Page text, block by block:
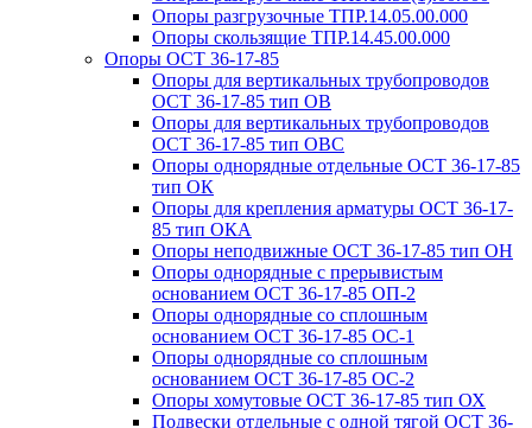
Опоры разгрузочные ТПР.14.05.00.000
Опоры скользящие ТПР.14.45.00.000
Опоры ОСТ 36-17-85
Опоры для вертикальных трубопроводов
ОСТ 36-17-85 тип ОВ
Опоры для вертикальных трубопроводов
ОСТ 36-17-85 тип ОВС
Опоры однорядные отдельные ОСТ 36-17-85
тип ОК
Опоры для крепления арматуры ОСТ 36-17-
85 тип ОКА
Опоры неподвижные ОСТ 36-17-85 тип ОН
Опоры однорядные с прерывистым
основанием ОСТ 36-17-85 ОП-2
Опоры однорядные со сплошным
основанием ОСТ 36-17-85 ОС-1
Опоры однорядные со сплошным
основанием ОСТ 36-17-85 ОС-2
Опоры хомутовые ОСТ 36-17-85 тип ОХ
Подвески отдельные с одной тягой ОСТ 36-